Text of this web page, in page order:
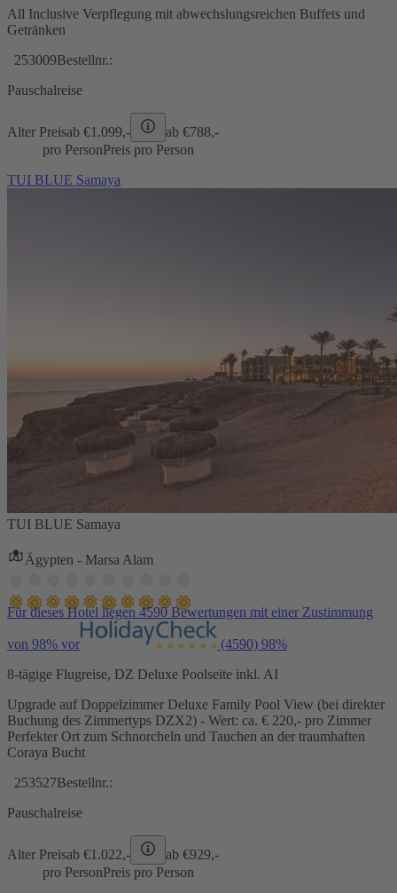
All Inclusive Verpflegung mit abwechslungsreichen Buffets und
Getränken
253009Bestellnr.:
Pauschalreise
Alter Preisab €1.099,- ab €788,-
pro PersonPreis pro Person
TUI BLUE Samaya
TUI BLUE Samaya
Ägypten - Marsa Alam
Für dieses Hotel liegen 4590 Bewertungen mit einer Zustimmung
von 98% vor (4590) 98%
8-tägige Flugreise, DZ Deluxe Poolseite inkl. AI
Upgrade auf Doppelzimmer Deluxe Family Pool View (bei direkter
Buchung des Zimmertyps DZX2) - Wert: ca. € 220,- pro Zimmer
Perfekter Ort zum Schnorcheln und Tauchen an der traumhaften
Coraya Bucht
253527Bestellnr.:
Pauschalreise
Alter Preisab €1.022,- ab €929,-
pro PersonPreis pro Person